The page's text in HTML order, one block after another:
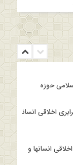
حوزه
اخلاقی انسانها
انسانها و